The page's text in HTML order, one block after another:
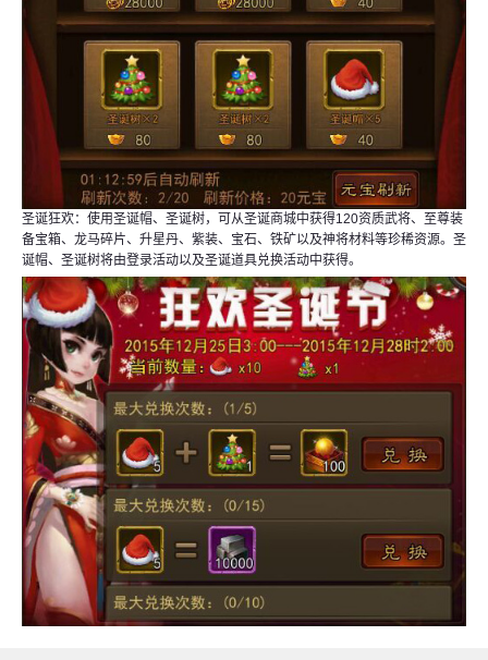
圣诞狂欢：使用圣诞帽、圣诞树，可从圣诞商城中获得120资质武将、至尊装
备宝箱、龙马碎片、升星丹、紫装、宝石、铁矿以及神将材料等珍稀资源。圣
诞帽、圣诞树将由登录活动以及圣诞道具兑换活动中获得。